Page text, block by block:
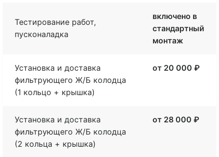
Тестирование работ,
пусконаладка
включено в
стандартный
монтаж
Установка и доставка
фильтрующего Ж/Б колодца
(1 кольцо + крышка)
от 20 000 ₽
Установка и доставка
фильтрующего Ж/Б колодца
(2 кольца + крышка)
от 28 000 ₽